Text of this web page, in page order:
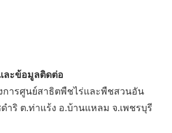
ละข้อมูลติดต่อ
การศูนย์สาธิตพืชไร่และพืชสวนอัน
ำริ ต.ท่าแร้ง อ.บ้านแหลม จ.เพชรบุรี